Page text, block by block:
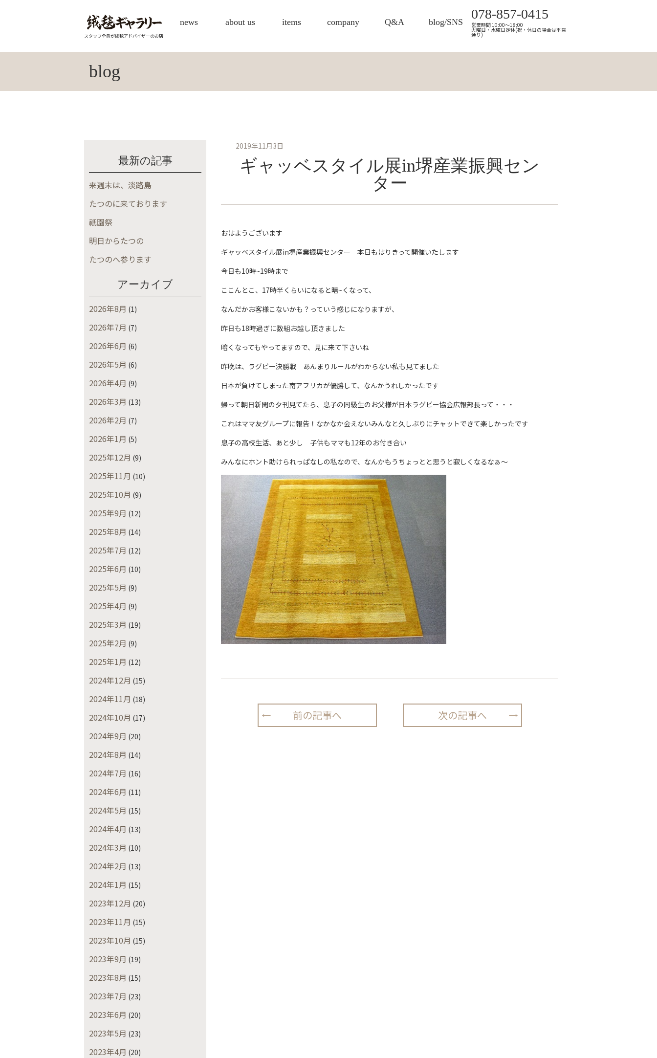
スタッフ全員が絨毯アドバイザーのお店
news about us items company Q&A blog/SNS
078-857-0415
営業時間 10:00～18:00
火曜日・水曜日定休(祝・休日の場合は平常
通り)
blog
最新の記事
来週末は、淡路島
たつのに来ております
祇園祭
明日からたつの
たつのへ参ります
アーカイブ
2026年8月 (1)
2026年7月 (7)
2026年6月 (6)
2026年5月 (6)
2026年4月 (9)
2026年3月 (13)
2026年2月 (7)
2026年1月 (5)
2025年12月 (9)
2025年11月 (10)
2025年10月 (9)
2025年9月 (12)
2025年8月 (14)
2025年7月 (12)
2025年6月 (10)
2025年5月 (9)
2025年4月 (9)
2025年3月 (19)
2025年2月 (9)
2025年1月 (12)
2024年12月 (15)
2024年11月 (18)
2024年10月 (17)
2024年9月 (20)
2024年8月 (14)
2024年7月 (16)
2024年6月 (11)
2024年5月 (15)
2024年4月 (13)
2024年3月 (10)
2024年2月 (13)
2024年1月 (15)
2023年12月 (20)
2023年11月 (15)
2023年10月 (15)
2023年9月 (19)
2023年8月 (15)
2023年7月 (23)
2023年6月 (20)
2023年5月 (23)
2023年4月 (20)
2019年11月3日
ギャッベスタイル展in堺産業振興セン
ター
おはようございます
ギャッベスタイル展in堺産業振興センター 本日もはりきって開催いたします
今日も10時~19時まで
ここんとこ、17時半くらいになると暗~くなって、
なんだかお客様こないかも？っていう感じになりますが、
昨日も18時過ぎに数組お越し頂きました
暗くなってもやってますので、見に来て下さいね
昨晩は、ラグビー決勝戦 あんまりルールがわからない私も見てました
日本が負けてしまった南アフリカが優勝して、なんかうれしかったです
帰って朝日新聞の夕刊見てたら、息子の同級生のお父様が日本ラグビー協会広報部長って・・・
これはママ友グループに報告！なかなか会えないみんなと久しぶりにチャットできて楽しかったです
息子の高校生活、あと少し 子供もママも12年のお付き合い
みんなにホント助けられっぱなしの私なので、なんかもうちょっとと思うと寂しくなるなぁ～
前の記事へ 次の記事へ